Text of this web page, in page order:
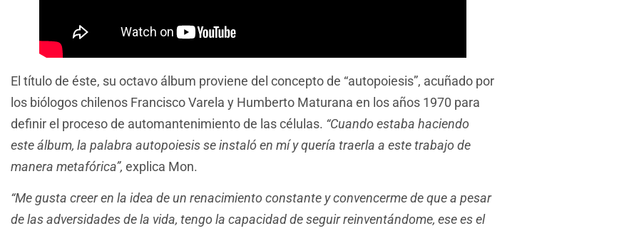
El título de éste, su octavo álbum proviene del concepto de “autopoiesis”, acuñado por
los biólogos chilenos Francisco Varela y Humberto Maturana en los años 1970 para
definir el proceso de automantenimiento de las células. “Cuando estaba haciendo
este álbum, la palabra autopoiesis se instaló en mí y quería traerla a este trabajo de
manera metafórica”, explica Mon.
“Me gusta creer en la idea de un renacimiento constante y convencerme de que a pesar
de las adversidades de la vida, tengo la capacidad de seguir reinventándome, ese es el